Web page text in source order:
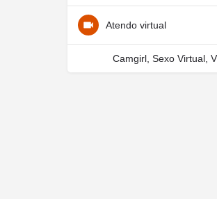
Atendo virtual
Camgirl, Sexo Virtual,